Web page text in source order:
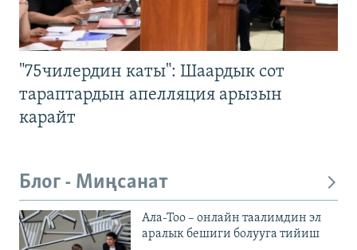
"75чилердин каты": Шаардык сот
тараптардын апелляция арызын
карайт
Блог - Миңсанат
Ала-Тоо – онлайн таалимдин эл
аралык бешиги болууга тийиш